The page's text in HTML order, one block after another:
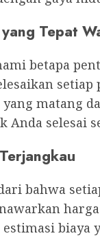
Tepat
betapa
setiap
yang matang
Anda selesai
bahwa
biaya